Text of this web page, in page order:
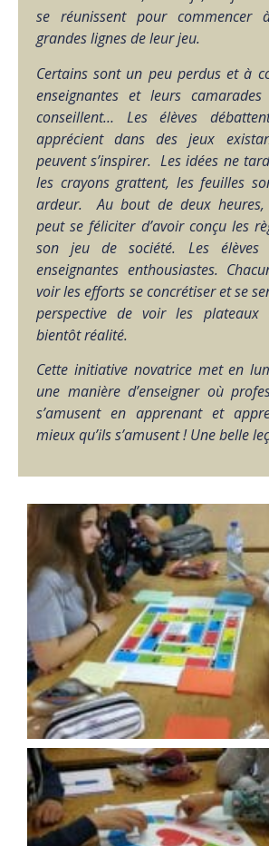
se réunissent pour commencer
grandes lignes de leur jeu.
Certains sont un peu perdus et à
enseignantes et leurs
conseillent… Les élèves
apprécient dans des jeux
peuvent s’inspirer. Les idées ne
les crayons grattent, les feuilles
ardeur. Au bout de deux heures,
peut se féliciter d’avoir conçu les
son jeu de société. Les
enseignantes enthousiastes.
voir les efforts se concrétiser et se
perspective de voir les plateaux
bientôt réalité.
Cette initiative novatrice met en
une manière d’enseigner où
s’amusent en apprenant et
mieux qu’ils s’amusent ! Une belle